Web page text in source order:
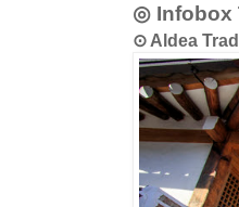
◎ Infobox
⊙ Aldea